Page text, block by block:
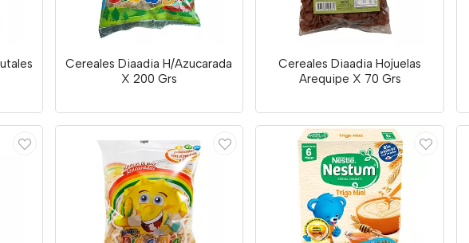
Cereales Diaadia H/Azucarada
X 200 Grs
Cereales Diaadia Hojuelas
Arequipe X 70 Grs